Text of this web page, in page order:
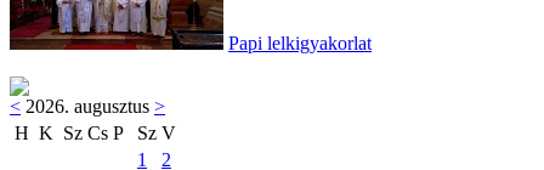
Papi lelkigyakorlat
< 2026. augusztus >
H K Sz Cs P Sz V
1
2